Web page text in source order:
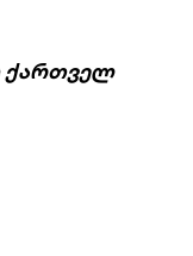
ქართველ